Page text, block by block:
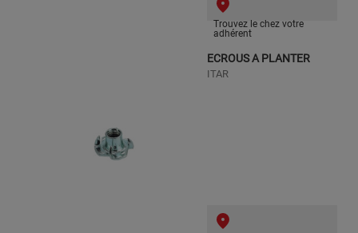
Trouvez le chez votre
adhérent
ECROUS A PLANTER
ITAR